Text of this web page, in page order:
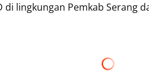
di lingkungan Pemkab Serang